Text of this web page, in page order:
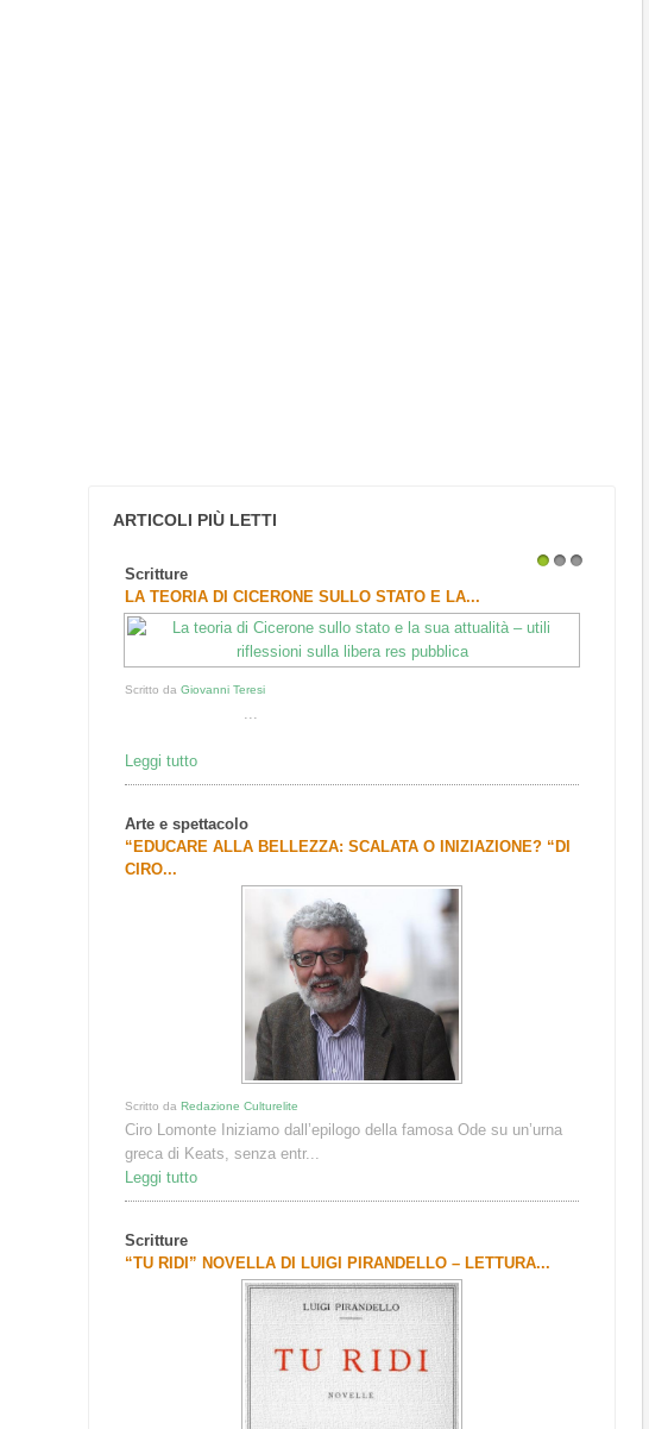
ARTICOLI PIÙ LETTI
Scritture
LA TEORIA DI CICERONE SULLO STATO E LA...
Scritto daGiovanni Teresi
...
Leggi tutto
Arte e spettacolo
“EDUCARE ALLA BELLEZZA: SCALATA O INIZIAZIONE? “DI
CIRO...
Scritto daRedazione Culturelite
Ciro Lomonte Iniziamo dall’epilogo della famosa Ode su un’urna
greca di Keats, senza entr...
Leggi tutto
Scritture
“TU RIDI” NOVELLA DI LUIGI PIRANDELLO – LETTURA...